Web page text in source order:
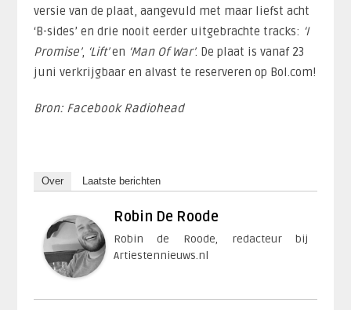
versie van de plaat, aangevuld met maar liefst acht
‘B-sides’ en drie nooit eerder uitgebrachte tracks: ‘I
Promise’, ‘Lift’en ‘Man Of War’. De plaat is vanaf 23
juni verkrijgbaar en alvast te reserveren op Bol.com!
Bron: Facebook Radiohead
Over Laatste berichten
Robin De Roode
Robin de Roode, redacteur bij
Artiestennieuws.nl